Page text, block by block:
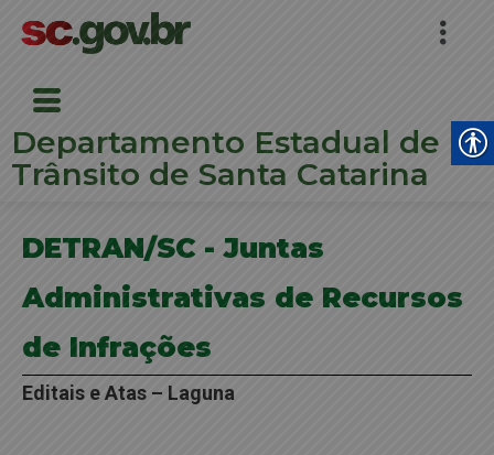
Departamento Estadual de
Trânsito de Santa Catarina
DETRAN/SC - Juntas
Administrativas de Recursos
de Infrações
Editais e Atas – Laguna